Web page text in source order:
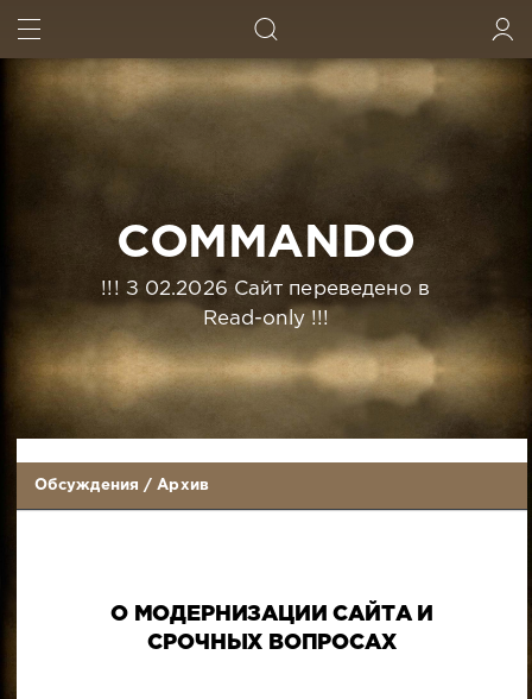
COMMANDO
!!! З 02.2026 Сайт переведено в
Read-only !!!
Обсуждения / Архив
О МОДЕРНИЗАЦИИ САЙТА И
СРОЧНЫХ ВОПРОСАХ